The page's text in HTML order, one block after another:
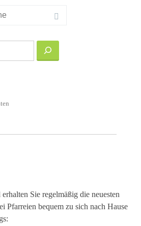
Sie regelmäßig die neuesten
Pfarreien bequem zu sich nach Hause